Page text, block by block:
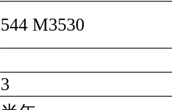
544 M3530
3